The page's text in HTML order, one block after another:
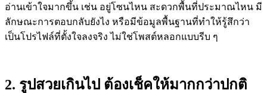
อ่านเข้าใจมากขึ้น เช่น อยู่โซนไหน สะดวกพื้นที่ประมาณไหน มี
ลักษณะการตอบกลับยังไง หรือมีข้อมูลพื้นฐานที่ทำให้รู้สึกว่า
เป็นโปรไฟล์ที่ตั้งใจลงจริง ไม่ใช่โพสต์หลอกแบบรีบ ๆ
2. รูปสวยเกินไป ต้องเช็คให้มากกว่าปกติ